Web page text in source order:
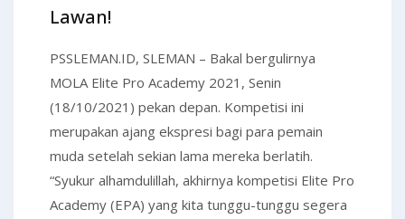
Lawan!
PSSLEMAN.ID, SLEMAN – Bakal bergulirnya
MOLA Elite Pro Academy 2021, Senin
(18/10/2021) pekan depan. Kompetisi ini
merupakan ajang ekspresi bagi para pemain
muda setelah sekian lama mereka berlatih.
“Syukur alhamdulillah, akhirnya kompetisi Elite Pro
Academy (EPA) yang kita tunggu-tunggu segera